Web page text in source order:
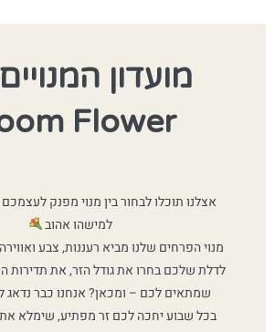
מועדון
Flower
אצלנו תוכלו לבחור בין מנוי מפנק לעצמכם
למישהו אהוב
מנוי הפרחים שלנו מביא רעננות, צבע
לדלת שלכם בחרו את גודל הזר, את תדירות
שמתאים לכם – ומכאן? אנחנו כבר
בכל שבוע יחכה לכם זר מפתיע, שימלא